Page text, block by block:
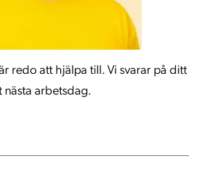
redo att hjälpa till. Vi svarar på ditt
nästa arbetsdag.